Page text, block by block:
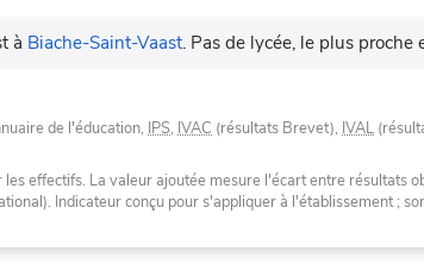
à Biache-Saint-Vaast. Pas de lycée, le plus proche
de l'éducation, IPS, IVAC (résultats Brevet), IVAL
effectifs. La valeur ajoutée mesure l'écart entre résultats
Indicateur conçu pour s'appliquer à l'établissement ;